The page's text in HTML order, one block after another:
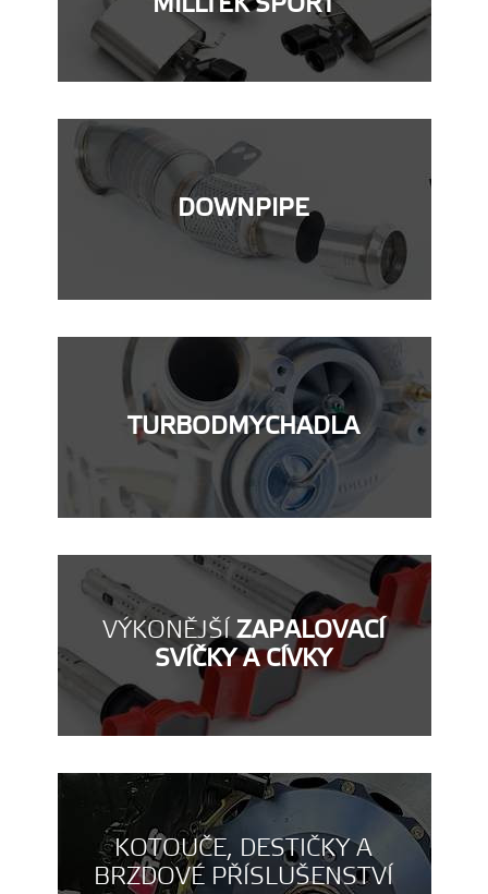
DOWNPIPE
TURBODMYCHADLA
VÝKONĚJŠÍZAPALOVACÍ
SVÍČKY A CÍVKY
KOTOUČE, DESTIČKY A
BRZDOVÉ PŘÍSLUŠENSTVÍ